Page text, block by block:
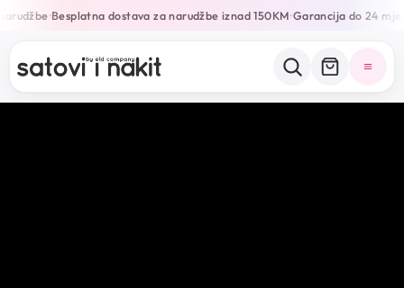
•Besplatna dostava za narudžbe iznad 150KM•Garancija do 24